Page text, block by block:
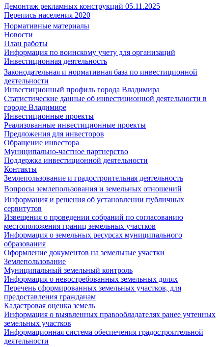
Демонтаж рекламных конструкций 05.11.2025
Перепись населения 2020
Нормативные материалы
Новости
План работы
Информация по воинскому учету для организаций
Инвестиционная деятельность
Законодательная и нормативная база по инвестиционной
деятельности
Инвестиционный профиль города Владимира
Статистические данные об инвестиционной деятельности в
городе Владимире
Инвестиционные проекты
Реализованные инвестиционные проекты
Предложения для инвесторов
Обращение инвестора
Муниципально-частное партнерство
Поддержка инвестиционной деятельности
Контакты
Землепользование и градостроительная деятельность
Вопросы землепользования и земельных отношений
Информация и решения об установлении публичных
сервитутов
Извещения о проведении собраний по согласованию
местоположения границ земельных участков
Информация о земельных ресурсах муниципального
образования
Оформление документов на земельные участки
Землепользование
Муниципальный земельный контроль
Информация о невостребованных земельных долях
Перечень сформированных земельных участков, для
предоставления гражданам
Кадастровая оценка земель
Информация о выявленных правообладателях ранее учтенных
земельных участков
Информационная система обеспечения градостроительной
деятельности